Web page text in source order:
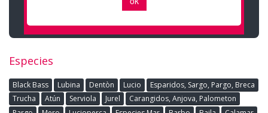
Especies
Black Bass Lubina Dentòn Lucio
Esparidos, Sargo, Pargo, Breca
Trucha
Atún Serviola Jurel
Carangidos, Anjova, Palometon